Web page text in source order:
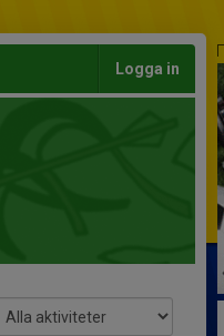
Logga in